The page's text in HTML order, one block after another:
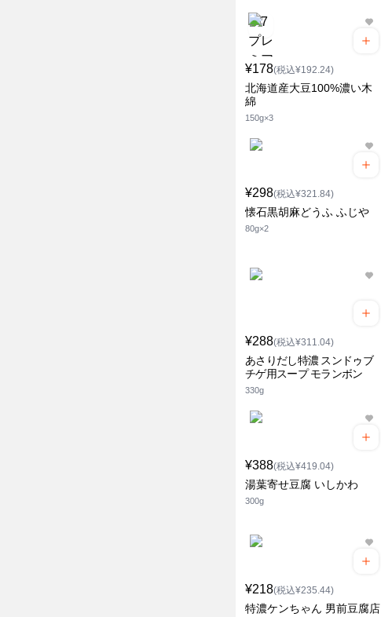
¥178(税込¥192.24)
北海道産大豆100%濃い木
綿
150g×3
¥298(税込¥321.84)
懐石黒胡麻どうふ ふじや
80g×2
¥288(税込¥311.04)
あさりだし特濃 スンドゥブ
チゲ用スープ モランボン
330g
¥388(税込¥419.04)
湯葉寄せ豆腐 いしかわ
300g
¥218(税込¥235.44)
特濃ケンちゃん 男前豆腐店